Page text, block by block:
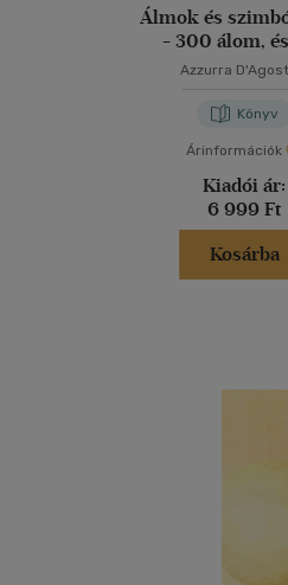
Álmok és
- 300 álom,
mögöttük
Azzurra
Könyv
Árinformációk
Kiadói ár:
6 999 Ft
Kosárba